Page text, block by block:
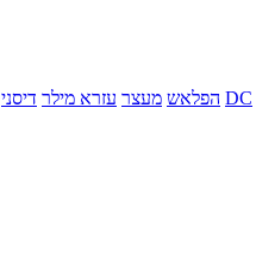
DC הפלאש מעצר עזרא מילר דיסני